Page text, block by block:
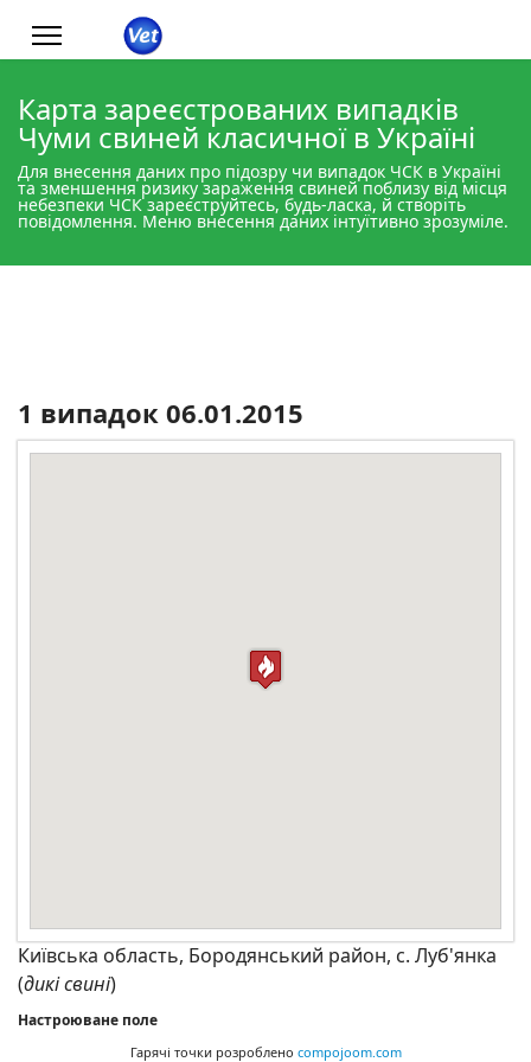
Карта зареєстрованих випадків
Чуми свиней класичної в Україні
Для внесення даних про підозру чи випадок ЧСК в Україні
та зменшення ризику зараження свиней поблизу від місця
небезпеки ЧСК зареєструйтесь, будь-ласка, й створіть
повідомлення. Меню внесення даних інтуїтивно зрозуміле.
1 випадок 06.01.2015
Київська область, Бородянський район, с. Луб'янка
(дикі свині)
Настроюване поле
Гарячі точки розроблено compojoom.com